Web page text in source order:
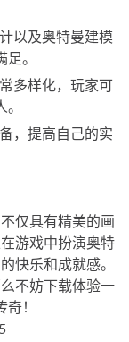
以及奥特曼建模
。
多样化，玩家可
，提高自己的实
仅具有精美的画
游戏中扮演奥特
快乐和成就感。
不妨下载体验一
！